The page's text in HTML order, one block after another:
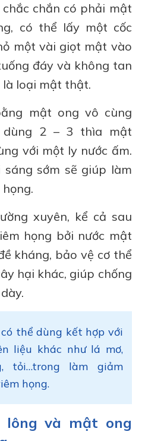
chắn có phải mật
có thể lấy một cốc
một vài giọt mật vào
đáy và không tan
loại mật thật.
mật ong vô cùng
dùng 2 – 3 thìa mật
với một ly nước ấm.
sớm sẽ giúp làm
xuyên, kể cả sau
họng bởi nước mật
kháng, bảo vệ cơ thể
hại khác, giúp chống
thể dùng kết hợp với
liệu khác như lá mơ,
tỏi…trong làm giảm
họng.
lông và mật ong